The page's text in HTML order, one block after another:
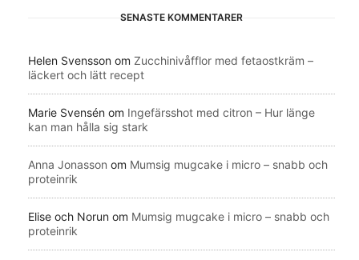
SENASTE KOMMENTARER
Helen Svensson om Zucchinivåfflor med fetaostkräm –
läckert och lätt recept
Marie Svensén om Ingefärsshot med citron – Hur länge
kan man hålla sig stark
Anna Jonasson om Mumsig mugcake i micro – snabb och
proteinrik
Elise och Norun om Mumsig mugcake i micro – snabb och
proteinrik